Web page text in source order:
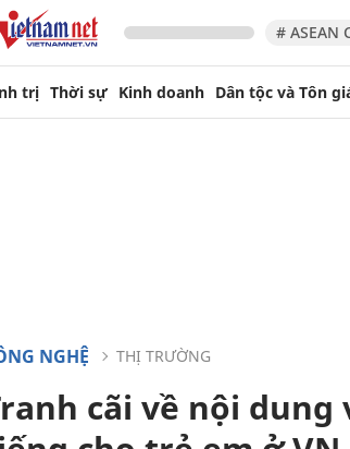
# ASEAN
trị Thời sự Kinh doanh Dân tộc và Tôn
NGHỆ THỊ TRƯỜNG
cãi về nội